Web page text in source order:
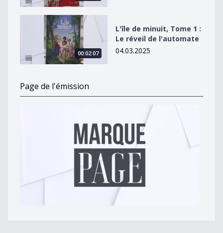
L&#039;île de minuit, Tome 1 : Le réveil de
00:02:07
L'île de minuit, Tome 1 :
Le réveil de l'automate
04.03.2025
Page de l'émission